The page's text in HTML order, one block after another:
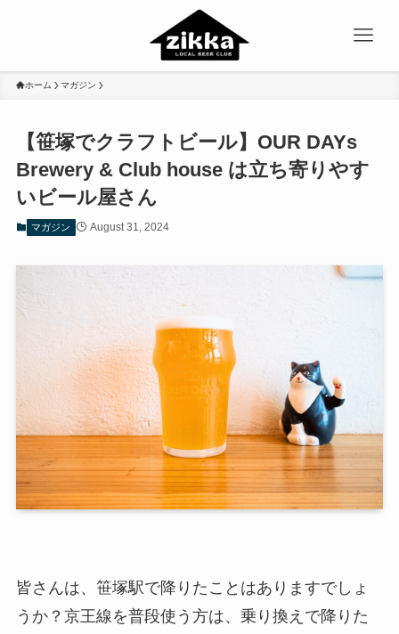
ホーム マガジン
【笹塚でクラフトビール】OUR DAYs
Brewery & Club house は立ち寄りやす
いビール屋さん
マガジン August 31, 2024
皆さんは、笹塚駅で降りたことはありますでしょ
うか？京王線を普段使う方は、乗り換えで降りた